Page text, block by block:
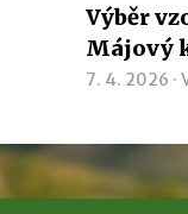
Výběr
Májový
7. 4. 2026 ·